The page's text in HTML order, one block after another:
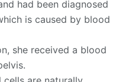
had been diagnosed
is caused by blood
she received a blood